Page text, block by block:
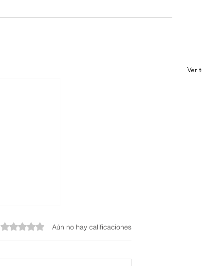
Ver
Obtuvo 0 de 5 estrellas.Aún no hay calificaciones